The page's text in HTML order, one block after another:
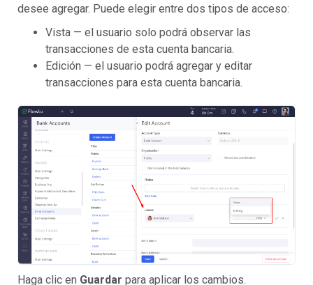
desee agregar. Puede elegir entre dos tipos de acceso:
Vista — el usuario solo podrá observar las
transacciones de esta cuenta bancaria.
Edición — el usuario podrá agregar y editar
transacciones para esta cuenta bancaria.
Haga clic en Guardar para aplicar los cambios.